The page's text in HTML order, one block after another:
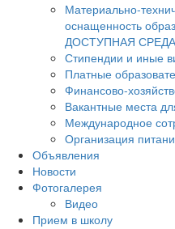
Материально-
оснащенность
ДОСТУПНАЯ СРЕДА
Стипендии и иные
Платные
Финансово-
Вакантные места
Международное
Организация
Объявления
Новости
Фотогалерея
Видео
Прием в школу